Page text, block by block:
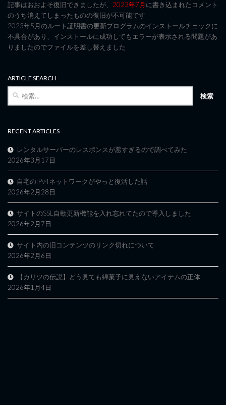
記事はおおよそ復旧できましたが、 2023年7月に書き込まれたコメント
のうち消えてしまったものの復旧が不可能です
2023年5月のルート証明書の更新プログラムのインストールチェックに
不具合があり、インストールに成功してもエラーが表示される問題があ
りましたのでファイルを差し替えました
ARTICLE SEARCH
検
RECENT ARTICLES
レンタルサーバーのレスポンスが悪すぎるので調べてみた
2026年3月17日
自宅のIPv4ネットワークがやっと復活した話
2026年2月28日
サイトのSSL自動更新機能を入れ忘れてたので導入しました
2026年2月7日
サイト内の旧コンテンツのリンク切れについて
2026年2月6日
【カリツの伝説】どう見ても綿菓子に見えないアイテムの正体
2026年1月4日